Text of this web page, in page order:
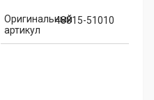
Оригинальный
артикул
48815-51010